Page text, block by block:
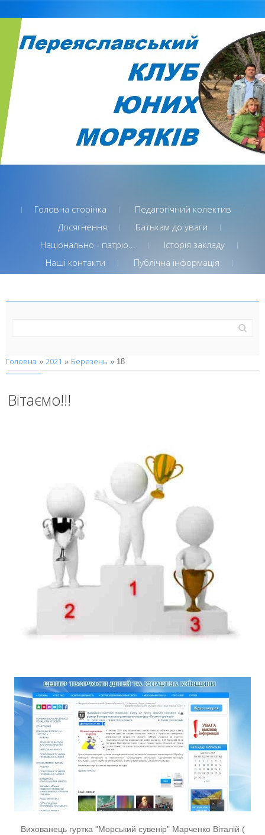
Головна сторінка
Педагогічний колектив
Досягнення
Батькам до уваги
Національно - патріо...
Історія закладу
Наші контакти
Публічна інформація
Головна » 2021 » Березень » 18
Вітаємо!!!
Вихованець гуртка "Морський сувенір" Марченко Віталій (